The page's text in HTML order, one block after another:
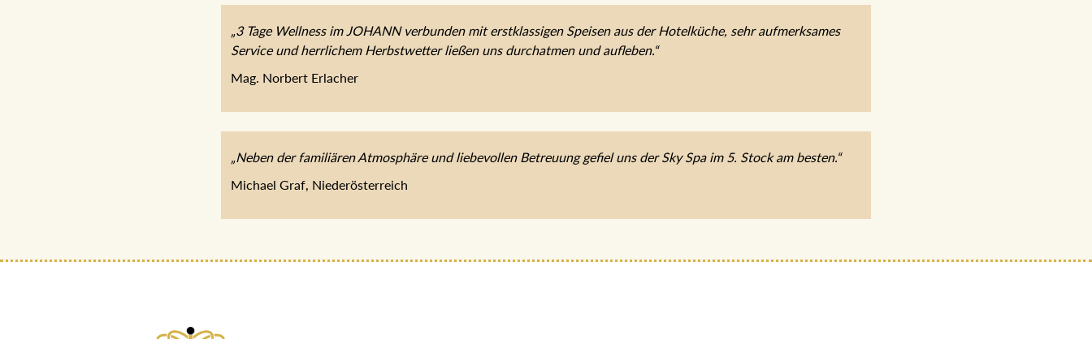
„3 Tage Wellness im JOHANN verbunden mit erstklassigen Speisen aus der Hotelküche, sehr aufmerksames
Service und herrlichem Herbstwetter ließen uns durchatmen und aufleben.“
Mag. Norbert Erlacher
„Neben der familiären Atmosphäre und liebevollen Betreuung gefiel uns der Sky Spa im 5. Stock am besten.“
Michael Graf, Niederösterreich